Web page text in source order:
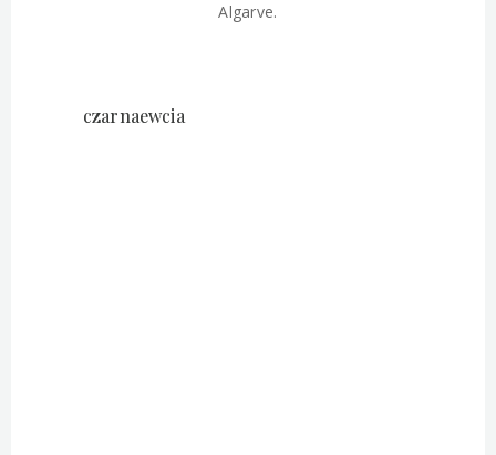
Algarve.
czarnaewcia